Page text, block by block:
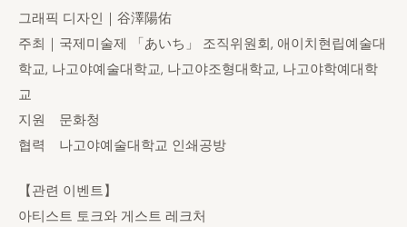
그래픽 디자인｜谷澤陽佑
주최｜국제미술제 「あいち」 조직위원회, 애이치현립예술대
학교, 나고야예술대학교, 나고야조형대학교, 나고야학예대학
교
지원 문화청
협력 나고야예술대학교 인쇄공방
【관련 이벤트】
아티스트 토크와 게스트 레크처